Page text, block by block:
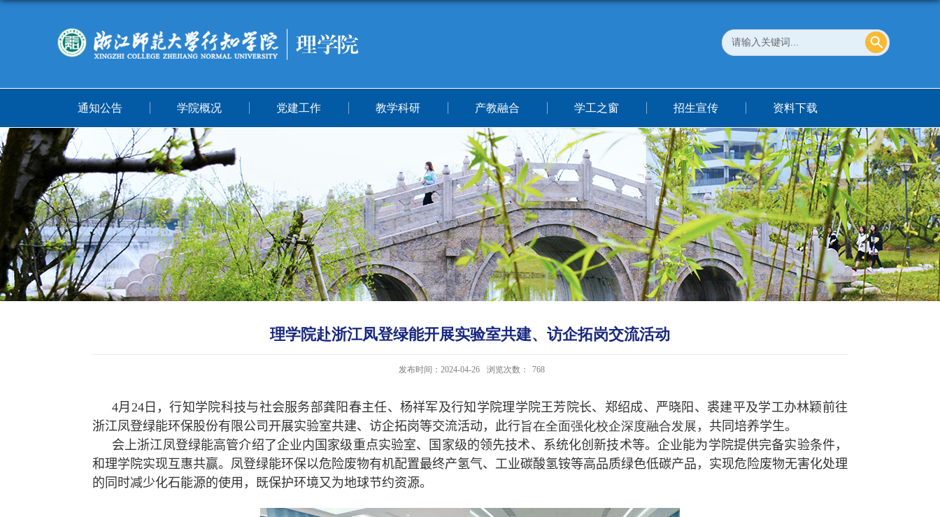
通知公告 学院概况 党建工作 教学科研 产教融合 学工之窗 招生宣传 资料下载
理学院赴浙江凤登绿能开展实验室共建、访企拓岗交流活动
发布时间：2024-04-26 浏览次数： 768
4月 24日，行知学院科技与社会服务部龚阳春主任、杨祥军及行知学院理学院王芳院长、郑绍成、严晓阳、裘建平及学工办林颖前往
浙江凤登绿能环保股份有限公司开展实验室共建、访企拓岗等交流活动，此行旨在全面强化校企深度融合发展 ， 共同培养学生。
会上浙江凤登绿能高管介绍了企业内国家级重点实验室、国家级的领先技术、系统化创新技术等。企业能为学院提供完备实验条件，
和理学院实现互惠共赢。凤登绿能环保以危险废物有机配置最终产氢气、工业碳酸氢铵等高品质绿色低碳产品，实现危险废物无害化处理
的同时减少化石能源的使用，既保护环境又为地球节约资源。